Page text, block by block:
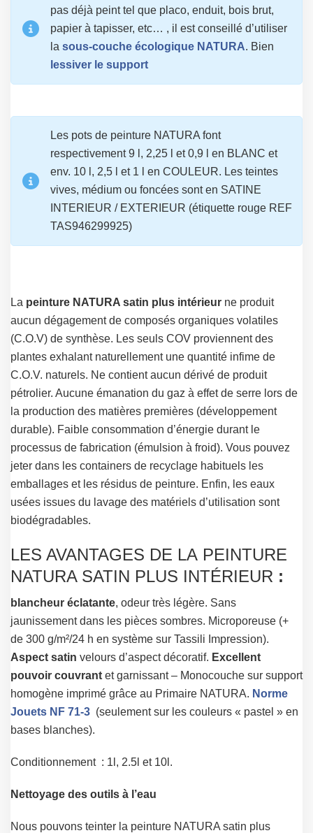
pas déjà peint tel que placo, enduit, bois brut,
papier à tapisser, etc… , il est conseillé d’utiliser
la sous-couche écologique NATURA. Bien
lessiver le support
Les pots de peinture NATURA font
respectivement 9 l, 2,25 l et 0,9 l en BLANC et
env. 10 l, 2,5 l et 1 l en COULEUR. Les teintes
vives, médium ou foncées sont en SATINE
INTERIEUR / EXTERIEUR (étiquette rouge REF
TAS946299925)
La peinture NATURA satin plus intérieur ne produit
aucun dégagement de composés organiques volatiles
(C.O.V) de synthèse. Les seuls COV proviennent des
plantes exhalant naturellement une quantité infime de
C.O.V. naturels. Ne contient aucun dérivé de produit
pétrolier. Aucune émanation du gaz à effet de serre lors de
la production des matières premières (développement
durable). Faible consommation d’énergie durant le
processus de fabrication (émulsion à froid). Vous pouvez
jeter dans les containers de recyclage habituels les
emballages et les résidus de peinture. Enfin, les eaux
usées issues du lavage des matériels d’utilisation sont
biodégradables.
LES AVANTAGES DE LA PEINTURE
NATURA SATIN PLUS INTÉRIEUR :
blancheur éclatante, odeur très légère. Sans
jaunissement dans les pièces sombres. Microporeuse (+
de 300 g/m²/24 h en système sur Tassili Impression).
Aspect satin velours d’aspect décoratif. Excellent
pouvoir couvrant et garnissant – Monocouche sur support
homogène imprimé grâce au Primaire NATURA. Norme
Jouets NF 71-3 (seulement sur les couleurs « pastel » en
bases blanches).
Conditionnement : 1l, 2.5l et 10l.
Nettoyage des outils à l’eau
Nous pouvons teinter la peinture NATURA satin plus